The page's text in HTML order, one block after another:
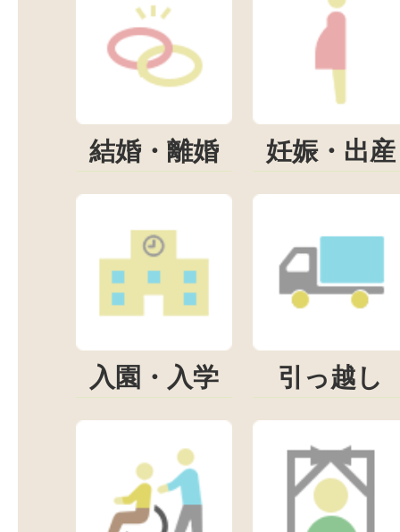
結婚・離婚 妊娠・出産
入園・入学 引っ越し